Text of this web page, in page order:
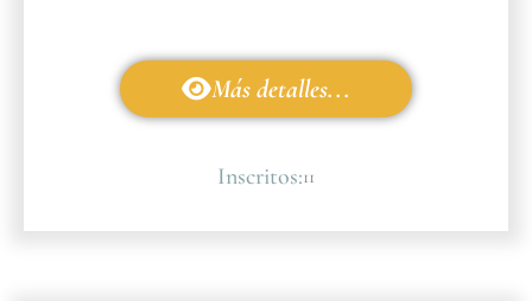
Más detalles...
Inscritos:11